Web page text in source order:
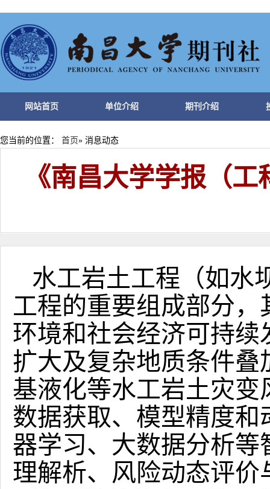
网站首页 单位介绍 期刊介绍
您当前的位置： 首页» 消息动态
《南昌大学学报（
水工岩土工程（如水
工程的重要组成部分
环境和社会经济可持
扩大及复杂地质条件
基液化等水工岩土灾
数据获取、模型精度
器学习、大数据分析
理解析、风险动态评